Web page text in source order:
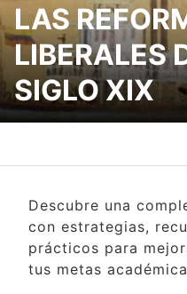
LAS
LIBERALES
SIGLO XIX
Descubre una
con estrategias,
prácticos para
tus metas